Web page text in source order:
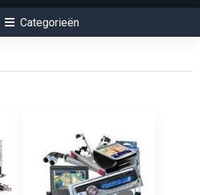
Categorieën